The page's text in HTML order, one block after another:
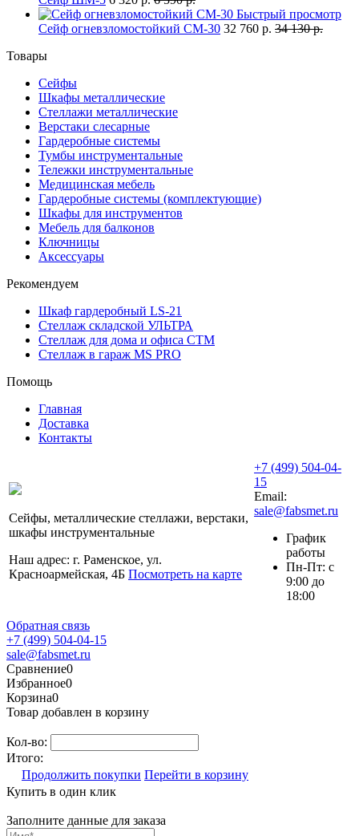
Быстрый просмотр
Сейф огневзломостойкий СМ-30 32 760 р. 34 130 р.
Товары
Сейфы
Шкафы металлические
Стеллажи металлические
Верстаки слесарные
Гардеробные системы
Тумбы инструментальные
Тележки инструментальные
Медицинская мебель
Гардеробные системы (комплектующие)
Шкафы для инструментов
Мебель для балконов
Ключницы
Аксессуары
Рекомендуем
Шкаф гардеробный LS-21
Стеллаж складской УЛЬТРА
Стеллаж для дома и офиса СТМ
Стеллаж в гараж MS PRO
Помощь
Главная
Доставка
Контакты
Сейфы, металлические стеллажи, верстаки,
шкафы инструментальные
Наш адрес: г. Раменское, ул.
Красноармейская, 4Б Посмотреть на карте
+7 (499) 504-04-
15
Email:
sale@fabsmet.ru
График
работы
Пн-Пт: с
9:00 до
18:00
Обратная связь
+7 (499) 504-04-15
sale@fabsmet.ru
Сравнение0
Избранное0
Корзина0
Товар добавлен в корзину
Кол-во:
Итого:
Продолжить покупки Перейти в корзину
Купить в один клик
Заполните данные для заказа